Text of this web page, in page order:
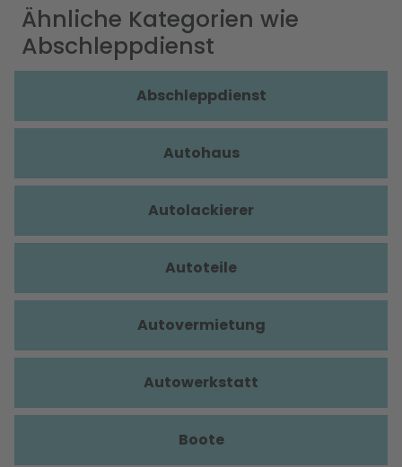
Ähnliche Kategorien wie
Abschleppdienst
Abschleppdienst
Autohaus
Autolackierer
Autoteile
Autovermietung
Autowerkstatt
Boote